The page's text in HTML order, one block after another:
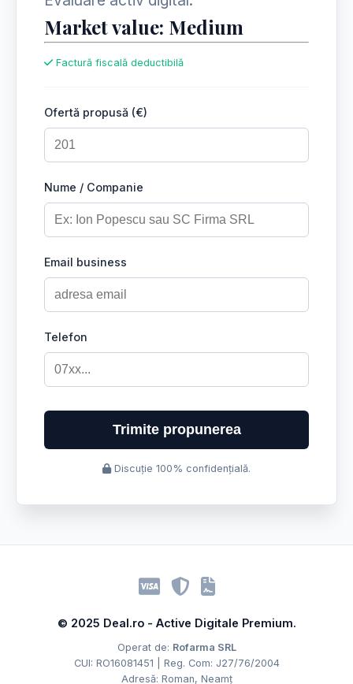
Market value: Medium
Factură fiscală deductibilă
Ofertă propusă (€)
Nume / Companie
Email business
Telefon
Trimite propunerea
Discuție 100% confidențială.
© 2025 Deal.ro - Active Digitale Premium.
Operat de: Rofarma SRL
CUI: RO16081451 | Reg. Com: J27/76/2004
Adresă: Roman, Neamț